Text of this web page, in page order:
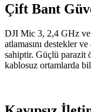
Çift Bant
DJI Mic 3, 2,4 GHz ve
atlamasını destekler
sahiptir. Güçlü parazit
kablosuz ortamlarda